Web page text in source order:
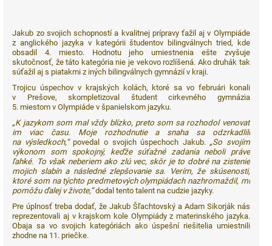
Jakub zo svojich schopností a kvalitnej prípravy ťažil aj v Olympiáde
z anglického jazyka v kategórii študentov bilingválnych tried, kde
obsadil 4. miesto. Hodnotu jeho umiestnenia ešte zvyšuje
skutočnosť, že táto kategória nie je vekovo rozlíšená. Ako druhák tak
súťažil aj s piatakmi z iných bilingválnych gymnázií v kraji.
Trojicu úspechov v krajských kolách, ktoré sa vo februári konali
v Prešove, skompletizoval študent cirkevného gymnázia
5. miestom v Olympiáde v španielskom jazyku.
„K jazykom som mal vždy blízko, preto som sa rozhodol venovať
im viac času. Moje rozhodnutie a snaha sa odzrkadlili
na výsledkoch,“povedal o svojich úspechoch Jakub. „So svojím
výkonom som spokojný, keďže súťažné zadania neboli práve
ľahké. To však neberiem ako zlú vec, skôr je to dobré na zistenie
mojich slabín a následné zlepšovanie sa. Verím, že skúsenosti,
ktoré som na týchto predmetových olympiádach nazhromaždil, mi
pomôžu ďalej v živote,“dodal tento talent na cudzie jazyky.
Pre úplnosť treba dodať, že Jakub Šľachtovský a Adam Sikorják nás
reprezentovali aj v krajskom kole Olympiády z materinského jazyka.
Obaja sa vo svojich kategóriách ako úspešní riešitelia umiestnili
zhodne na 11. priečke.